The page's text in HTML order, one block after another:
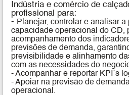
Indústria e comércio de
profissional para:
- Planejar, controlar e analisar a
capacidade operacional do CD,
acompanhamento dos
previsões de demanda,
previsibilidade e alinhamento
com as necessidades do
- Acompanhar e reportar KPI´s
- Apoiar na previsão de
operacional.